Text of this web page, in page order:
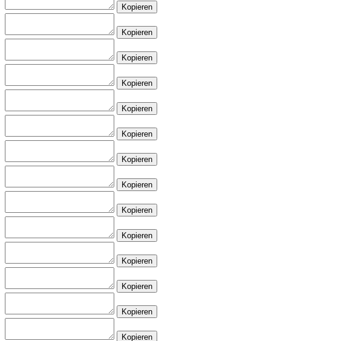
Kopieren
Kopieren
Kopieren
Kopieren
Kopieren
Kopieren
Kopieren
Kopieren
Kopieren
Kopieren
Kopieren
Kopieren
Kopieren
Kopieren